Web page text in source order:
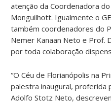
atenção da Coordenadora
Monguilhott. Igualmente o
também coordenadores do
Nemer Kanaan Neto e Prof.
por toda colaboração
“O Céu de Florianópolis na
palestra inaugural, proferida
Adolfo Stotz Neto,